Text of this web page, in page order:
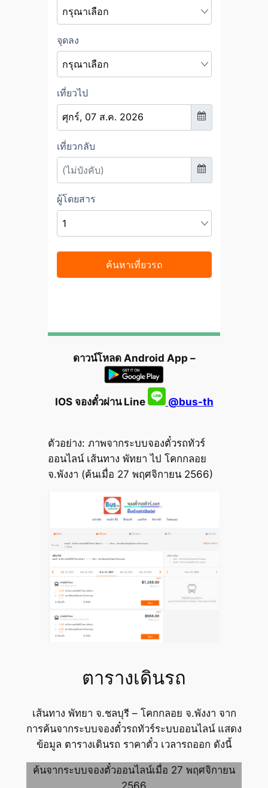
ดาวน์โหลด Android App –
IOS จองตั๋วผ่าน Line @bus-th
ตัวอย่าง: ภาพจากระบบจองตั๋วรถทัวร์
ออนไลน์ เส้นทาง พัทยา ไป โคกกลอย
จ.พังงา (ค้นเมื่อ 27 พฤศจิกายน 2566)
ตารางเดินรถ
เส้นทาง พัทยา จ.ชลบุรี – โคกกลอย จ.พังงา จาก
การค้นจากระบบจองตั๋วรถทัวร์ระบบออนไลน์ แสดง
ข้อมูล ตารางเดินรถ ราคาตั๋ว เวลารถออก ดังนี้
ค้นจากระบบจองตั๋วออนไลน์เมื่อ 27 พฤศจิกายน
2566